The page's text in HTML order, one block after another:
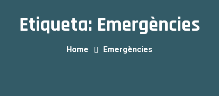
Etiqueta: Emergències
Home Emergències